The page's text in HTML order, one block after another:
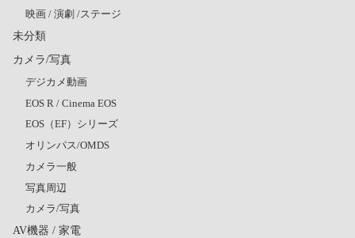
映画 / 演劇 /ステージ
未分類
カメラ/写真
デジカメ動画
EOS R / Cinema EOS
EOS（EF）シリーズ
オリンパス/OMDS
カメラ一般
写真周辺
カメラ/写真
AV機器 / 家電